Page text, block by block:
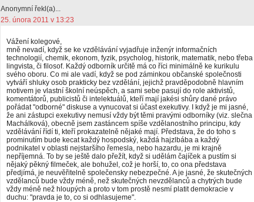
Anonymní řekl(a)...
25. února 2011 v 13:23
Vážení kolegové,
mně nevadí, když se ke vzdělávání vyjadřuje inženýr informačních
technologií, chemik, ekonom, fyzik, psycholog, historik, matematik, nebo třeba
lingvista, či filosof. Každý odborník určitě má co říci minimálně ke kurikulu
svého oboru. Co mi ale vadí, když se pod záminkou občanské společnosti
vytváří shluky osob prakticky bez vzdělání, jejichž pravděpodobně hlavním
motivem je vlastní školní neúspěch, a sami sebe pasují do role aktivistů,
komentátorů, publicistů či intelektuálů, kteří mají jakési shůry dané právo
pořádat "odborné" diskuse a vynucovat si účast exekutivy. I když je mi jasné,
že ani zástupci exekutivy nemusí vždy být těmi pravými odborníky (viz. slečna
Machálková), obecně jsem zastáncem spíše vzdělanostního principu, kdy
vzdělávání řídí ti, kteří prokazatelně nějaké mají. Představa, že do toho s
prominutím bude kecat každý hospodský, každá hajzlbába a každý
podnikatel v oblasti nejstaršího řemesla, nebo hazardu, je mi krajně
nepříjemná. To by se ještě dalo přežít, když si udělám čajíček a pustím si
nějaký pěkný filmeček, ale bohužel, což je horší, to, co ona představa
předjímá, je neuvěřitelně společensky nebezpečné. A je jasné, že skutečných
vzdělanců bude vždy méně, než skutečných nevzdělanců a chytrých bude
vždy méně než hloupých a proto v tom prostě nesmí platit demokracie v
duchu: "pravda je to, co si odhlasujeme".